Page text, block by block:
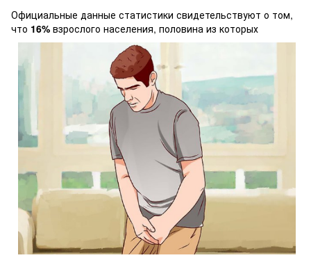
Официальные данные статистики свидетельствуют о том,
что 16% взрослого населения, половина из которых